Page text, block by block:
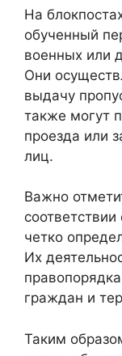
На
обученный
военных или
Они
выдачу
также могут
проезда или
лиц.
Важно
четко
Их
граждан и
Таким